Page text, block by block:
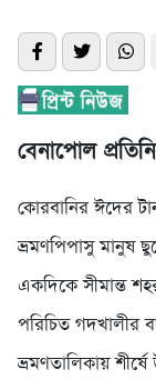
বেনাপোল
কোরবানির ঈদের
ভ্রমণপিপাসু মানুষ
একদিকে সীমান্ত
পরিচিত গদখালীর
ভ্রমণতালিকায়